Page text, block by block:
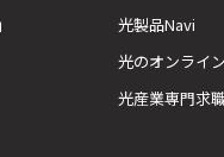
光製品Navi
光のオンライ
光産業専門求